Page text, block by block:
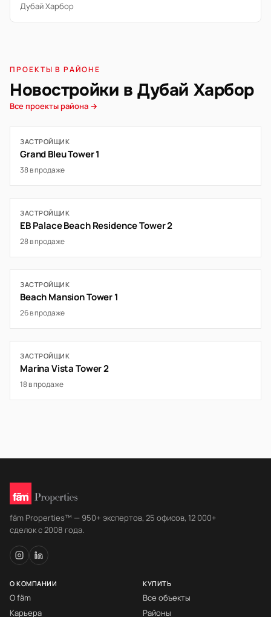
Дубай Харбор
ПРОЕКТЫ В РАЙОНЕ
Новостройки в Дубай Харбор
Все проекты района →
ЗАСТРОЙЩИК
Grand Bleu Tower 1
38 в продаже
ЗАСТРОЙЩИК
EB Palace Beach Residence Tower 2
28 в продаже
ЗАСТРОЙЩИК
Beach Mansion Tower 1
26 в продаже
ЗАСТРОЙЩИК
Marina Vista Tower 2
18 в продаже
fäm Properties™ — 950+ экспертов, 25 офисов, 12 000+
сделок с 2008 года.
О КОМПАНИИ
О fäm
Карьера
КУПИТЬ
Все объекты
Районы